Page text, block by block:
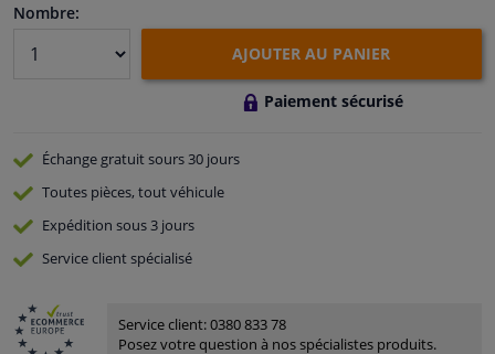
Capteurs & électronique
Nombre:
AJOUTER AU PANIER
Paiement sécurisé
Échange gratuitsours 30 jours
Toutes pièces, tout véhicule
Expédition sous 3 jours
Serviceclient spécialisé
Service client:0380 833 78
Posez votre question à nos spécialistes produits.